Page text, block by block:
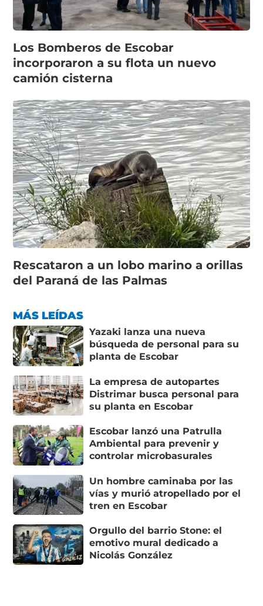
Los Bomberos de Escobar
incorporaron a su flota un nuevo
camión cisterna
Rescataron a un lobo marino a orillas
del Paraná de las Palmas
MÁS LEÍDAS
Yazaki lanza una nueva
búsqueda de personal para su
planta de Escobar
La empresa de autopartes
Distrimar busca personal para
su planta en Escobar
Escobar lanzó una Patrulla
Ambiental para prevenir y
controlar microbasurales
Un hombre caminaba por las
vías y murió atropellado por el
tren en Escobar
Orgullo del barrio Stone: el
emotivo mural dedicado a
Nicolás González